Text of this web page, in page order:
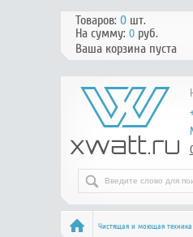
Товаров: 0шт.
На сумму: 0руб.
Ваша корзина пуста
Чистящая и моющая техника